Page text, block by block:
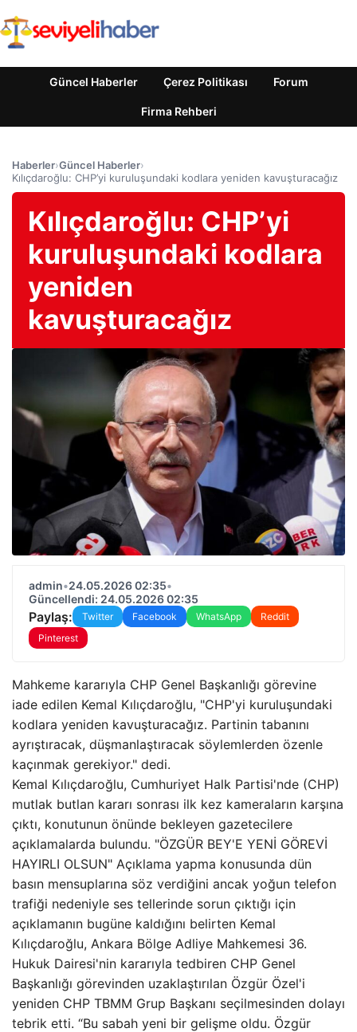
Güncel Haberler Çerez Politikası Forum
Firma Rehberi
Haberler›Güncel Haberler›
Kılıçdaroğlu: CHP’yi kuruluşundaki kodlara yeniden kavuşturacağız
Kılıçdaroğlu: CHP’yi
kuruluşundaki kodlara
yeniden
kavuşturacağız
admin•24.05.2026 02:35•
Güncellendi: 24.05.2026 02:35
Paylaş: Twitter Facebook WhatsApp
Reddit
Pinterest
Mahkeme kararıyla CHP Genel Başkanlığı görevine
iade edilen Kemal Kılıçdaroğlu, "CHP'yi kuruluşundaki
kodlara yeniden kavuşturacağız. Partinin tabanını
ayrıştıracak, düşmanlaştıracak söylemlerden özenle
kaçınmak gerekiyor." dedi.
Kemal Kılıçdaroğlu, Cumhuriyet Halk Partisi'nde (CHP)
mutlak butlan kararı sonrası ilk kez kameraların karşına
çıktı, konutunun önünde bekleyen gazetecilere
açıklamalarda bulundu. "ÖZGÜR BEY'E YENİ GÖREVİ
HAYIRLI OLSUN" Açıklama yapma konusunda dün
basın mensuplarına söz verdiğini ancak yoğun telefon
trafiği nedeniyle ses tellerinde sorun çıktığı için
açıklamanın bugüne kaldığını belirten Kemal
Kılıçdaroğlu, Ankara Bölge Adliye Mahkemesi 36.
Hukuk Dairesi'nin kararıyla tedbiren CHP Genel
Başkanlığı görevinden uzaklaştırılan Özgür Özel'i
yeniden CHP TBMM Grup Başkanı seçilmesinden dolayı
tebrik etti. “Bu sabah yeni bir gelişme oldu. Özgür